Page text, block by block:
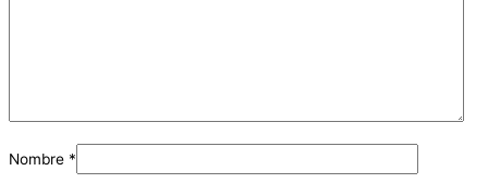
Nombre *